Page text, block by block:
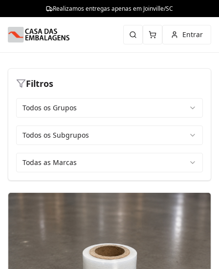
Realizamos entregas apenas em Joinville/SC
Entrar
Filtros
Todos os Grupos
Todos os Subgrupos
Todas as Marcas